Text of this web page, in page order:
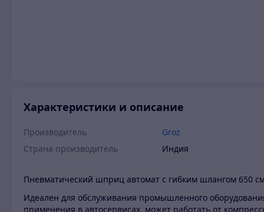
Характеристики и описание
Производитель
Groz
Страна производитель
Индия
Пневматический шприц автомат с гибким шлангом 650
Идеален для обслуживания промышленного
применения в автосервисах, может работать от